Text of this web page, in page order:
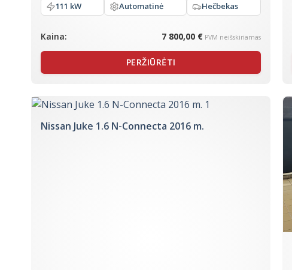
111 kW
Automatinė Hečbekas
Kaina: 7 800,00 € PVM neišskiriamas
PERŽIŪRĖTI
Nissan Juke 1.6 N-Connecta 2016 m.